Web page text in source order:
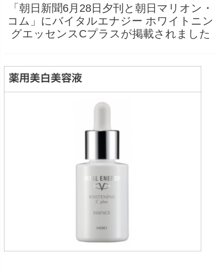
「朝日新聞6月28日夕刊と朝日マリオン・
コム」にバイタルエナジー ホワイトニン
グエッセンスCプラスが掲載されました